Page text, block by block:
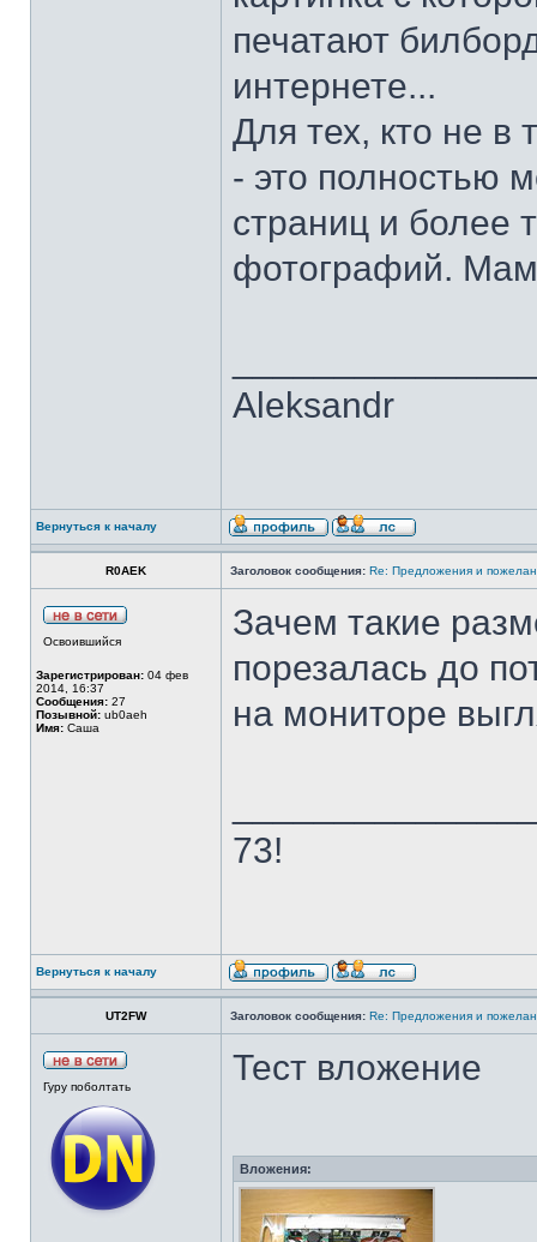
печатают
интернете...
Для тех, кто не в
- это полностью
страниц и более
фотографий.
Aleksandr
Вернуться к началу
R0AEK Заголовок сообщения: Re: Предложения и
Освоившийся
Зарегистрирован: 04 фев
2014, 16:37
Сообщения: 27
Позывной: ub0aeh
Имя: Саша
Зачем такие
порезалась до
на мониторе
73!
Вернуться к началу
UT2FW Заголовок сообщения: Re: Предложения и
Гуру поболтать Тест вложение
Вложения: